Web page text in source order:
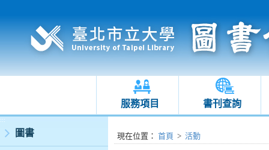
服務項目 書刊查詢
:::
圖書 :::現在位置 ： 首頁 > 活動